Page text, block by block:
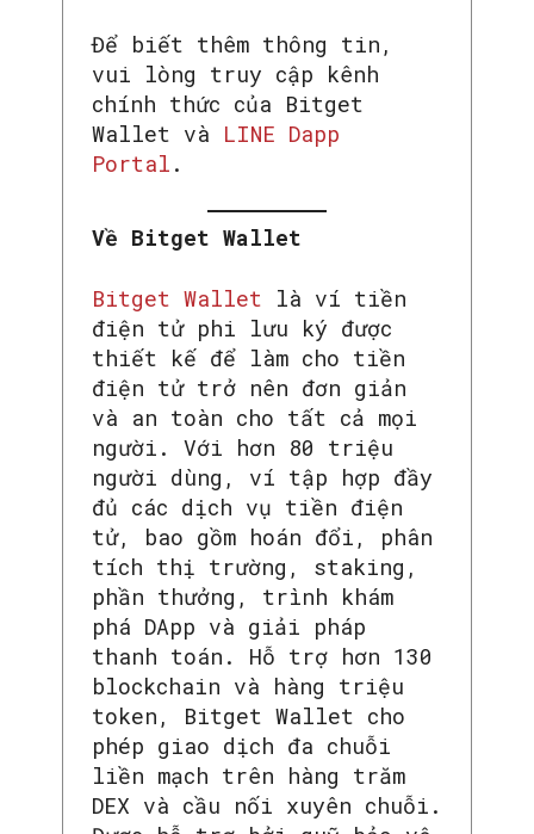
Để biết thêm thông tin,
vui lòng truy cập kênh
chính thức của Bitget
Wallet và LINE Dapp
Portal .
Về Bitget Wallet
Bitget Wallet là ví tiền
điện tử phi lưu ký được
thiết kế để làm cho tiền
điện tử trở nên đơn giản
và an toàn cho tất cả mọi
người. Với hơn 80 triệu
người dùng, ví tập hợp đầy
đủ các dịch vụ tiền điện
tử, bao gồm hoán đổi, phân
tích thị trường, staking,
phần thưởng, trình khám
phá DApp và giải pháp
thanh toán. Hỗ trợ hơn 130
blockchain và hàng triệu
token, Bitget Wallet cho
phép giao dịch đa chuỗi
liền mạch trên hàng trăm
DEX và cầu nối xuyên chuỗi.